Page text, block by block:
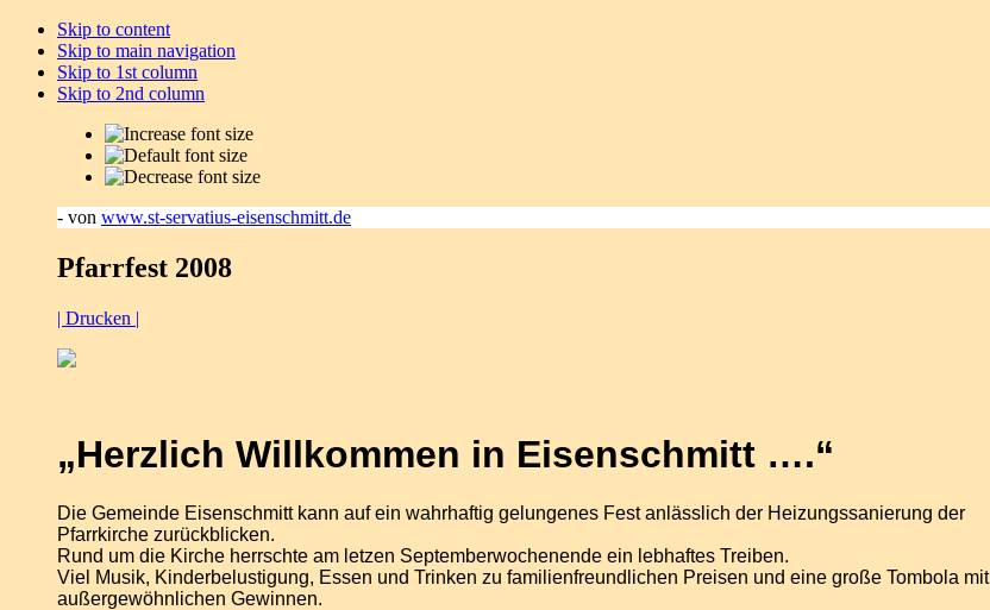
Skip to content
Skip to main navigation
Skip to 1st column
Skip to 2nd column
- von www.st-servatius-eisenschmitt.de
Pfarrfest 2008
| Drucken |
„Herzlich Willkommen in Eisenschmitt ….“
Die Gemeinde Eisenschmitt kann auf ein wahrhaftig gelungenes Fest anlässlich der Heizungssanierung der
Pfarrkirche zurückblicken.
Rund um die Kirche herrschte am letzen Septemberwochenende ein lebhaftes Treiben.
Viel Musik, Kinderbelustigung, Essen und Trinken zu familienfreundlichen Preisen und eine große Tombola mit
außergewöhnlichen Gewinnen.